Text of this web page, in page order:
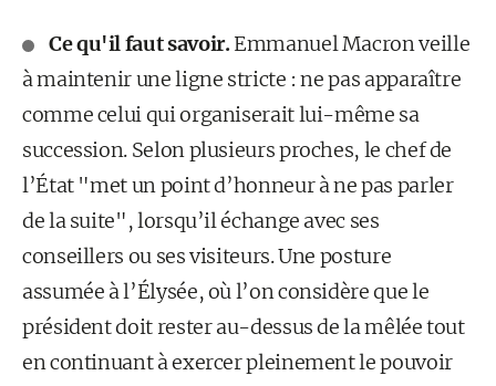
Ce qu'il faut savoir.Emmanuel Macron veille
à maintenir une ligne stricte : ne pas apparaître
comme celui qui organiserait lui-même sa
succession. Selon plusieurs proches, le chef de
l’État "met un point d’honneur à ne pas parler
de la suite", lorsqu’il échange avec ses
conseillers ou ses visiteurs. Une posture
assumée à l’Élysée, où l’on considère que le
président doit rester au-dessus de la mêlée tout
en continuant à exercer pleinement le pouvoir